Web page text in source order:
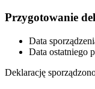
Przygotowanie
Data
Data ostatniego
Deklarację